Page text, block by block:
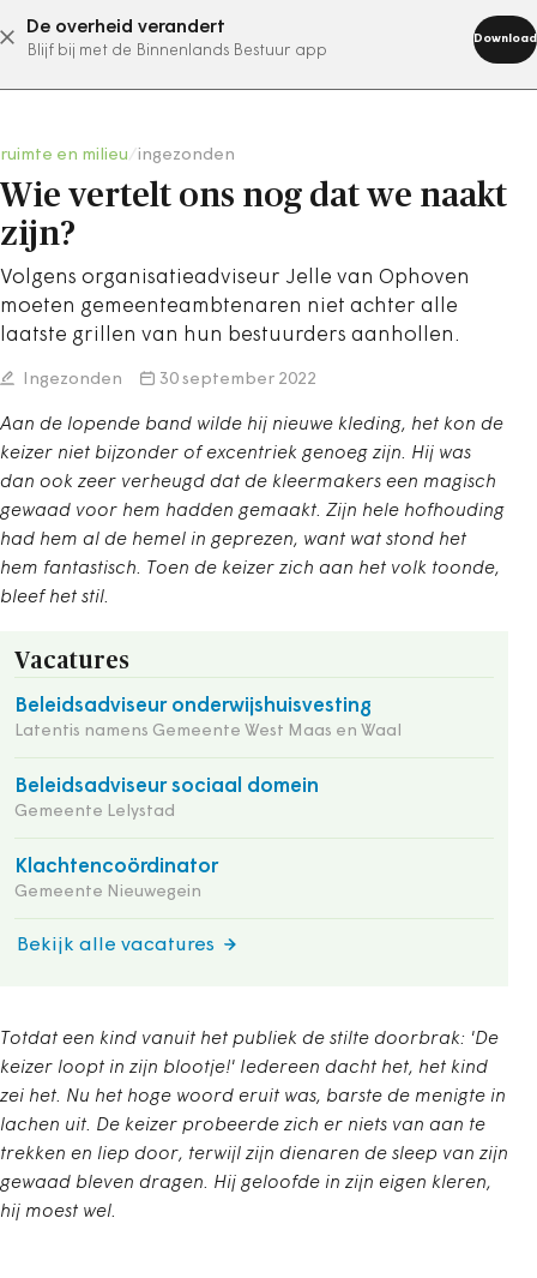
De overheid verandert
Blijf bij met de Binnenlands Bestuur app
Download
abonneer nu
ruimte en milieu ingezonden
Wie vertelt ons nog dat we naakt
zijn?
Volgens organisatieadviseur Jelle van Ophoven
moeten gemeenteambtenaren niet achter alle
laatste grillen van hun bestuurders aanhollen.
Ingezonden 30 september 2022
Aan de lopende band wilde hij nieuwe kleding, het kon de
keizer niet bijzonder of excentriek genoeg zijn. Hij was
dan ook zeer verheugd dat de kleermakers een magisch
gewaad voor hem hadden gemaakt. Zijn hele hofhouding
had hem al de hemel in geprezen, want wat stond het
hem fantastisch. Toen de keizer zich aan het volk toonde,
bleef het stil.
Vacatures
Beleidsadviseur onderwijshuisvesting
Latentis namens Gemeente West Maas en Waal
Beleidsadviseur sociaal domein
Gemeente Lelystad
Klachtencoördinator
Gemeente Nieuwegein
Bekijk alle vacatures
Totdat een kind vanuit het publiek de stilte doorbrak: 'De
keizer loopt in zijn blootje!' Iedereen dacht het, het kind
zei het. Nu het hoge woord eruit was, barste de menigte in
lachen uit. De keizer probeerde zich er niets van aan te
trekken en liep door, terwijl zijn dienaren de sleep van zijn
gewaad bleven dragen. Hij geloofde in zijn eigen kleren,
hij moest wel.